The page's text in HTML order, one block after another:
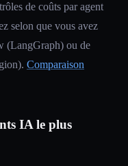
de coûts par agent
selon que vous avez
(LangGraph) ou de
Comparaison
IA le plus